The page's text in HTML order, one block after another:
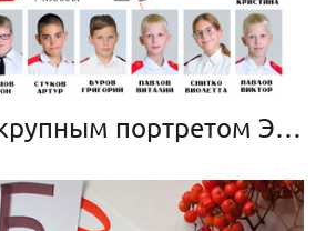
Виньетка с крупным портретом Эконом